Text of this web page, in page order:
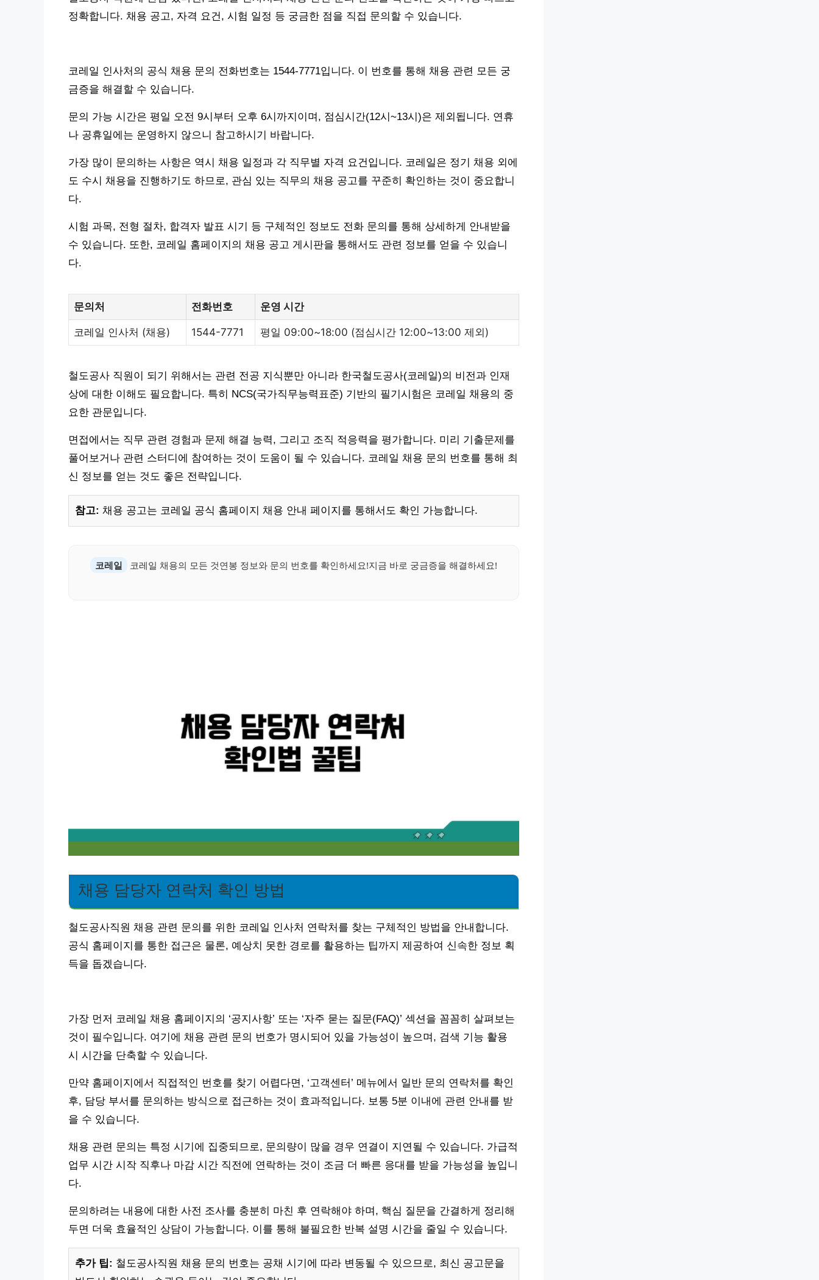
정확합니다. 채용 공고, 자격 요건, 시험 일정 등 궁금한 점을 직접 문의할 수 있습니다.
코레일 인사처의 공식 채용 문의 전화번호는 1544-7771입니다. 이 번호를 통해 채용 관련 모든 궁
금증을 해결할 수 있습니다.
문의 가능 시간은 평일 오전 9시부터 오후 6시까지이며, 점심시간(12시~13시)은 제외됩니다. 연휴
나 공휴일에는 운영하지 않으니 참고하시기 바랍니다.
가장 많이 문의하는 사항은 역시 채용 일정과 각 직무별 자격 요건입니다. 코레일은 정기 채용 외에
도 수시 채용을 진행하기도 하므로, 관심 있는 직무의 채용 공고를 꾸준히 확인하는 것이 중요합니
다.
시험 과목, 전형 절차, 합격자 발표 시기 등 구체적인 정보도 전화 문의를 통해 상세하게 안내받을
수 있습니다. 또한, 코레일 홈페이지의 채용 공고 게시판을 통해서도 관련 정보를 얻을 수 있습니
다.
문의처 전화번호 운영 시간
코레일 인사처 (채용) 1544-7771 평일 09:00~18:00 (점심시간 12:00~13:00 제외)
철도공사 직원이 되기 위해서는 관련 전공 지식뿐만 아니라 한국철도공사(코레일)의 비전과 인재
상에 대한 이해도 필요합니다. 특히 NCS(국가직무능력표준) 기반의 필기시험은 코레일 채용의 중
요한 관문입니다.
면접에서는 직무 관련 경험과 문제 해결 능력, 그리고 조직 적응력을 평가합니다. 미리 기출문제를
풀어보거나 관련 스터디에 참여하는 것이 도움이 될 수 있습니다. 코레일 채용 문의 번호를 통해 최
신 정보를 얻는 것도 좋은 전략입니다.
참고: 채용 공고는 코레일 공식 홈페이지 채용 안내 페이지를 통해서도 확인 가능합니다.
코레일 코레일 채용의 모든 것연봉 정보와 문의 번호를 확인하세요!지금 바로 궁금증을 해결하세요!
채용 담당자 연락처 확인 방법
철도공사직원 채용 관련 문의를 위한 코레일 인사처 연락처를 찾는 구체적인 방법을 안내합니다.
공식 홈페이지를 통한 접근은 물론, 예상치 못한 경로를 활용하는 팁까지 제공하여 신속한 정보 획
득을 돕겠습니다.
가장 먼저 코레일 채용 홈페이지의 ‘공지사항’ 또는 ‘자주 묻는 질문(FAQ)’ 섹션을 꼼꼼히 살펴보는
것이 필수입니다. 여기에 채용 관련 문의 번호가 명시되어 있을 가능성이 높으며, 검색 기능 활용
시 시간을 단축할 수 있습니다.
만약 홈페이지에서 직접적인 번호를 찾기 어렵다면, ‘고객센터’ 메뉴에서 일반 문의 연락처를 확인
후, 담당 부서를 문의하는 방식으로 접근하는 것이 효과적입니다. 보통 5분 이내에 관련 안내를 받
을 수 있습니다.
채용 관련 문의는 특정 시기에 집중되므로, 문의량이 많을 경우 연결이 지연될 수 있습니다. 가급적
업무 시간 시작 직후나 마감 시간 직전에 연락하는 것이 조금 더 빠른 응대를 받을 가능성을 높입니
다.
문의하려는 내용에 대한 사전 조사를 충분히 마친 후 연락해야 하며, 핵심 질문을 간결하게 정리해
두면 더욱 효율적인 상담이 가능합니다. 이를 통해 불필요한 반복 설명 시간을 줄일 수 있습니다.
추가 팁: 철도공사직원 채용 문의 번호는 공채 시기에 따라 변동될 수 있으므로, 최신 공고문을